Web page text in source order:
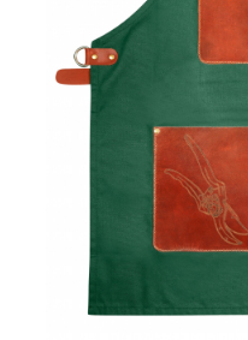
CUTITE PENTRU ALTOIT
CUTITE DE BUZUNAR
ACCESORII
UNELTE PENTRU GRADINARIT